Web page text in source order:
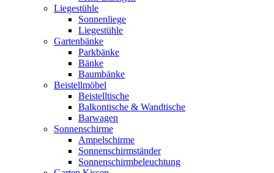
Liegestühle
Sonnenliege
Liegestühle
Gartenbänke
Parkbänke
Bänke
Baumbänke
Beistellmöbel
Beistelltische
Balkontische & Wandtische
Barwagen
Sonnenschirme
Ampelschirme
Sonnenschirmständer
Sonnenschirmbeleuchtung